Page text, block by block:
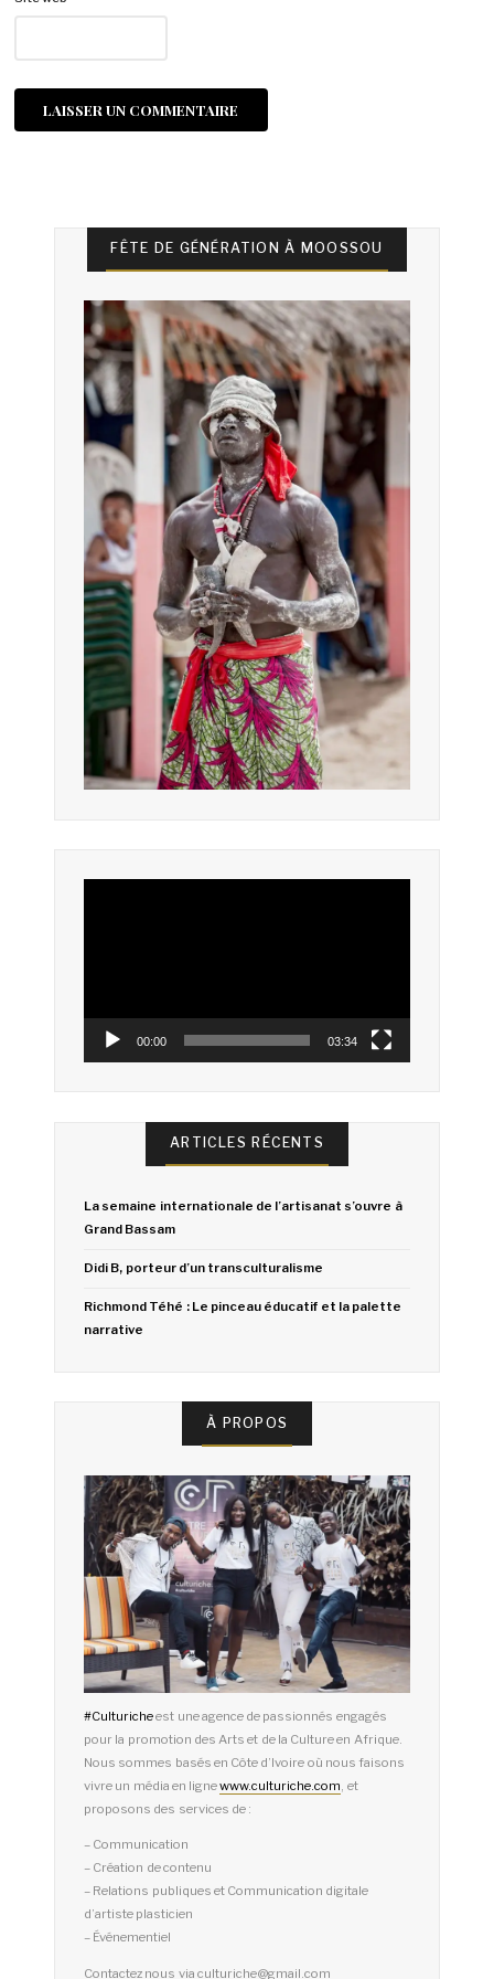
FÊTE DE GÉNÉRATION À MOOSSOU
00:00 03:34
ARTICLES RÉCENTS
La semaine internationale de l’artisanat s’ouvre à
Grand Bassam
Didi B, porteur d’un transculturalisme
Richmond Téhé : Le pinceau éducatif et la palette
narrative
À PROPOS
#Culturicheest une agence de passionnés engagés
pour la promotion des Arts et de la Culture en Afrique.
Nous sommes basés en Côte d’Ivoire où nous faisons
vivre un média en lignewww.culturiche.com, et
proposons des services de :
– Communication
– Création de contenu
– Relations publiques et Communication digitale
d’artiste plasticien
– Événementiel
Contactez nous via culturiche@gmail.com